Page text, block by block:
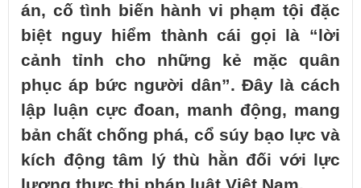
án, cố tình biến hành vi phạm tội đặc
biệt nguy hiểm thành cái gọi là “lời
cảnh tỉnh cho những kẻ mặc quân
phục áp bức người dân”. Đây là cách
lập luận cực đoan, manh động, mang
bản chất chống phá, cổ súy bạo lực và
kích động tâm lý thù hằn đối với lực